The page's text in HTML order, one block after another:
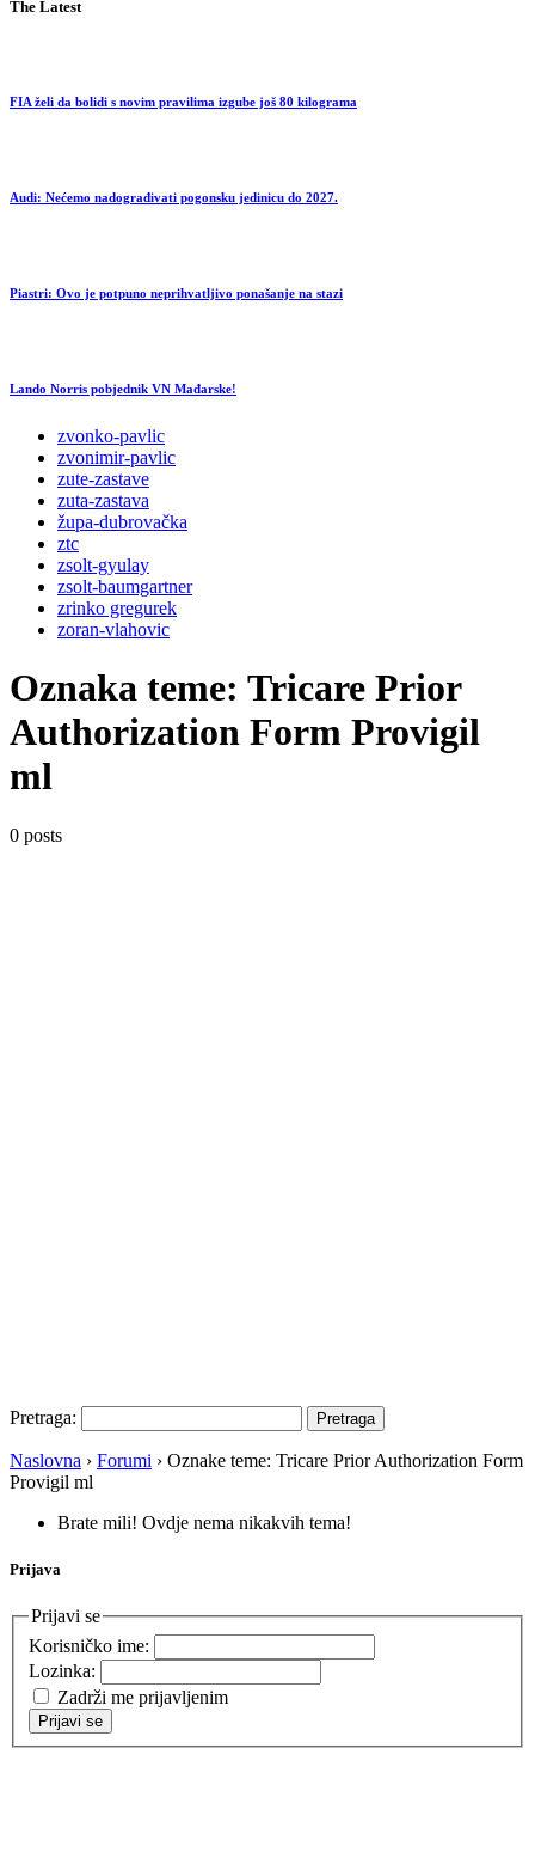
The Latest
FIA želi da bolidi s novim pravilima izgube još 80 kilograma
Audi: Nećemo nadograđivati pogonsku jedinicu do 2027.
Piastri: Ovo je potpuno neprihvatljivo ponašanje na stazi
Lando Norris pobjednik VN Mađarske!
zvonko-pavlic
zvonimir-pavlic
zute-zastave
zuta-zastava
župa-dubrovačka
ztc
zsolt-gyulay
zsolt-baumgartner
zrinko gregurek
zoran-vlahovic
Oznaka teme: Tricare Prior
Authorization Form Provigil
ml
0 posts
Pretraga:
Naslovna › Forumi › Oznake teme: Tricare Prior Authorization Form
Provigil ml
Brate mili! Ovdje nema nikakvih tema!
Prijava
Prijavi se
Korisničko ime:
Lozinka:
Zadrži me prijavljenim
Prijavi se